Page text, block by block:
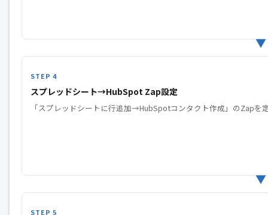
スプレッドシート→HubSpot Zap設定
「スプレッドシートに行追加→HubSpotコンタクト作成」のZapを